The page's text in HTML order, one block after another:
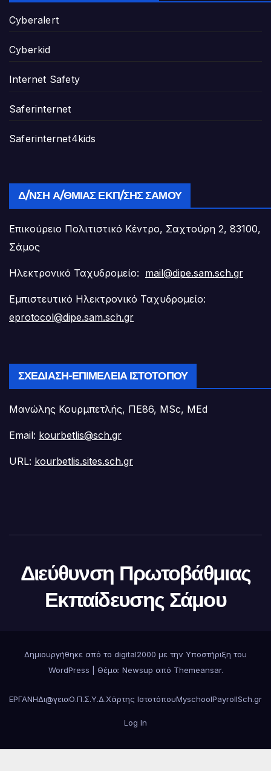
Cyberalert
Cyberkid
Internet Safety
Saferinternet
Saferinternet4kids
Δ/ΝΣΗ Α/ΘΜΙΑΣ ΕΚΠ/ΣΗΣ ΣΆΜΟΥ
Επικούρειο Πολιτιστικό Κέντρο, Σαχτούρη 2, 83100,
Σάμος
Ηλεκτρονικό Ταχυδρομείο: mail@dipe.sam.sch.gr
Εμπιστευτικό Ηλεκτρονικό Ταχυδρομείο:
eprotocol@dipe.sam.sch.gr
ΣΧΕΔΊΑΣΗ-ΕΠΙΜΈΛΕΙΑ ΙΣΤΟΤΌΠΟΥ
Μανώλης Κουρμπετλής, ΠΕ86, MSc, MEd
Email: kourbetlis@sch.gr
URL: kourbetlis.sites.sch.gr
Διεύθυνση Πρωτοβάθμιας
Εκπαίδευσης Σάμου
Δημιουργήθηκε από το digital2000 με την Υποστήριξη του
WordPress
Θέμα: Newsup από Themeansar.
ΕΡΓΑΝΗΔι@γειαΟ.Π.Σ.Υ.Δ.Χάρτης ΙστοτόπουMyschoolPayrollSch.gr
Log In